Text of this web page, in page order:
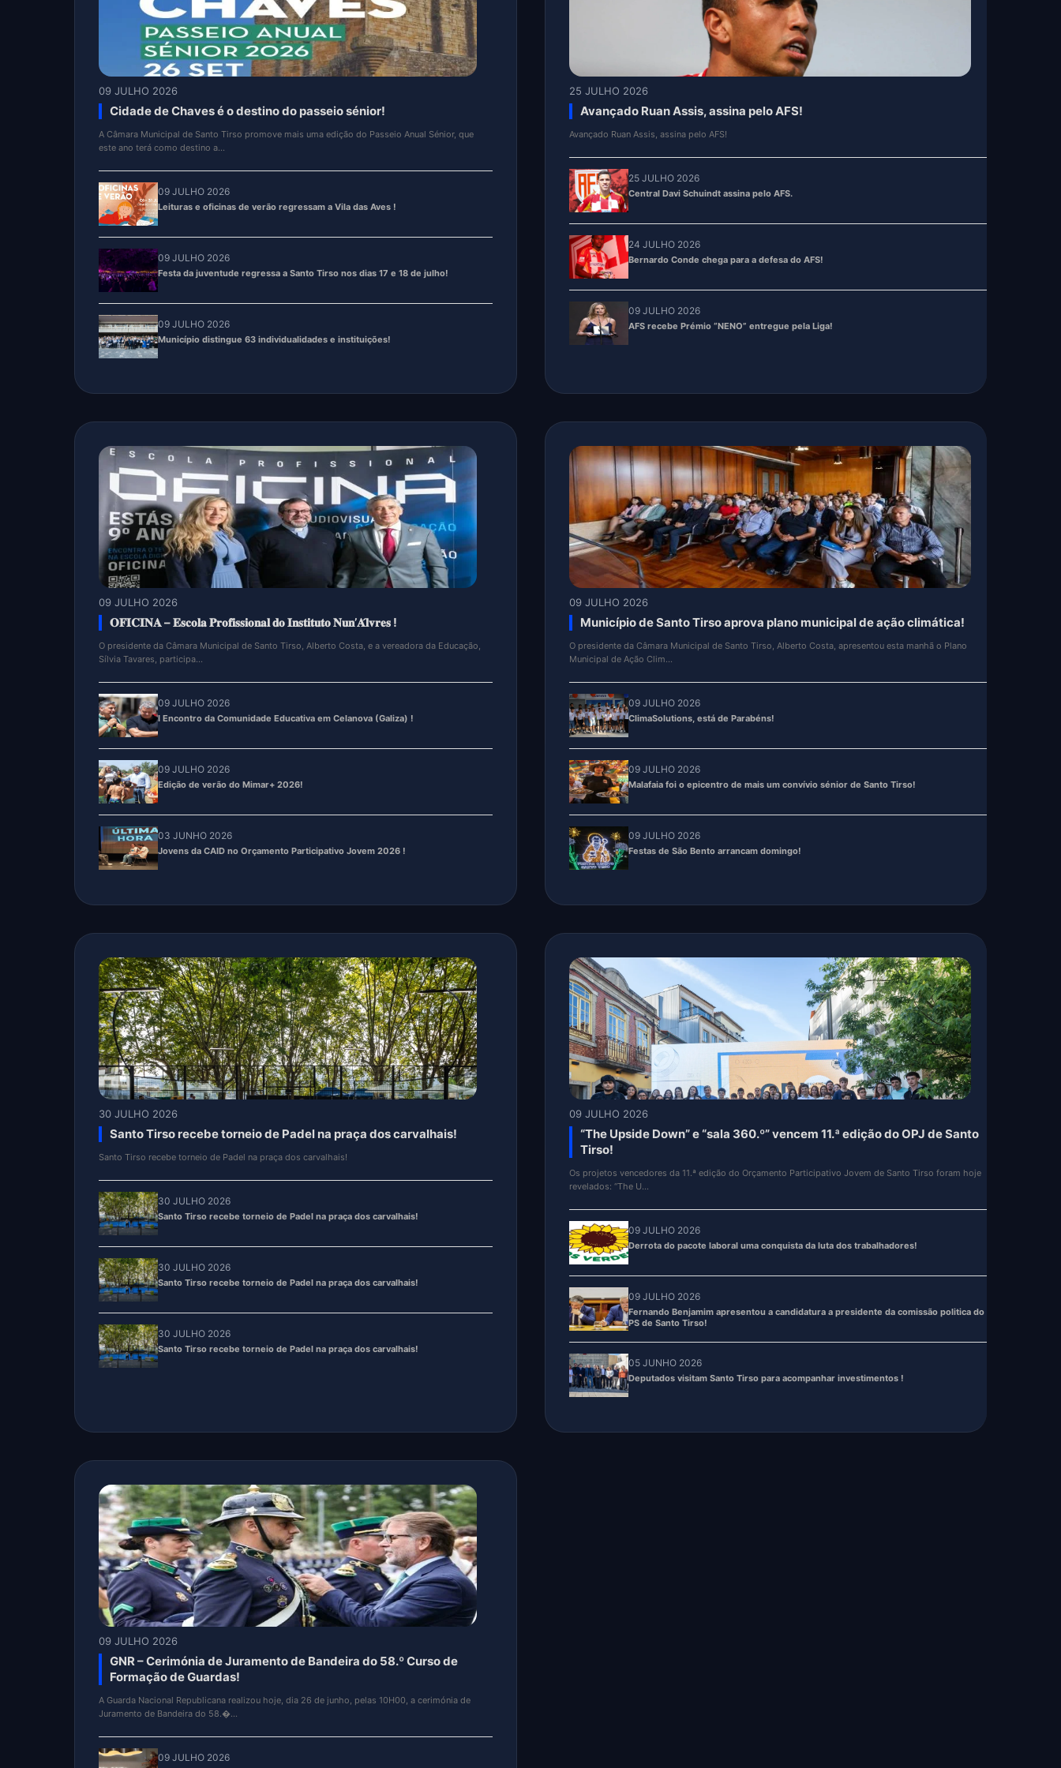
09 JULHO 2026
Leituras e oficinas de verão regressam a Vila das Aves !
O Centro Cultural Municipal de Vila das Aves volta a dinamizar, entre os dias 1 e 31 de julho,
mais uma edição da inic...
09 JULHO 2026
Festa da juventude regressa a Santo Tirso nos dias 17 e 18 de julho!
09 JULHO 2026
Município distingue 63 individualidades e instituições!
05 JUNHO 2026
Festival palcos de regresso a Santo Tirso entre 10 e 19 de abril !
25 JULHO 2026
Central Davi Schuindt assina pelo AFS.
Central Davi Schuindt assina pelo AFS.
24 JULHO 2026
Bernardo Conde chega para a defesa do AFS!
09 JULHO 2026
AFS recebe Prémio “NENO” entregue pela Liga!
09 JULHO 2026
Daniel Rebollo ex Nástic, chega para a baliza do AFS.
09 JULHO 2026
I Encontro da Comunidade Educativa em Celanova (Galiza) !
A comunidade educativa de Santo Tirso participou, esta sexta-feira, no I Encontro da
Comunidade Educativa que decorreu e...
09 JULHO 2026
Edição de verão do Mimar+ 2026!
03 JUNHO 2026
Jovens da CAID no Orçamento Participativo Jovem 2026 !
03 JUNHO 2026
Agrupamento D. Afonso Henriques, faz parceria com ginásios da Vila.
09 JULHO 2026
ClimaSolutions, está de Parabéns!
A empresa ClimaSolutions, liderada pelo jovem empresário, Jorge Mendes, está de parabéns.
Malafaia foi o epicentro de mais um convívio sénior de Santo Tirso!
Festas de São Bento arrancam domingo!
𝟯𝟯.º 𝘼𝙣𝙞𝙫𝙚𝙧𝙨𝙖́𝙧𝙞𝙤 𝙙𝙖 𝙀𝙡𝙚𝙫𝙖𝙘̧𝙖̃𝙤 𝙙𝙚 𝙎. 𝙏𝙤𝙢𝙚́ 𝙙𝙚 𝙉𝙚𝙜𝙧𝙚𝙡𝙤𝙨 𝙖 𝙑𝙞𝙡𝙖 !
30 JULHO 2026
Santo Tirso recebe torneio de Padel na praça dos carvalhais!
Santo Tirso recebe torneio de Padel na praça dos carvalhais!
30 JULHO 2026
Santo Tirso recebe torneio de Padel na praça dos carvalhais!
30 JULHO 2026
Santo Tirso recebe torneio de Padel na praça dos carvalhais!
30 JULHO 2026
Santo Tirso recebe torneio de Padel na praça dos carvalhais!
09 JULHO 2026
Derrota do pacote laboral uma conquista da luta dos trabalhadores!
Derrota do pacote laboral uma conquista da luta dos trabalhadores!
PS de Santo Tirso!
05 JUNHO 2026
05 JUNHO 2026
interna!
09 JULHO 2026
Nova clinica de BAIRRO – VN Famalicão, “ALMA LUSA”.
Teve lugar na tarde de sabado, a inauguração da nova clinica de BAIRRO – VN FAMALICAO,
“ALMA LUSA”.
09 JULHO 2026